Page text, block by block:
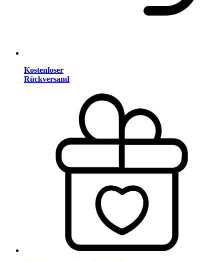
Kostenloser
Rückversand